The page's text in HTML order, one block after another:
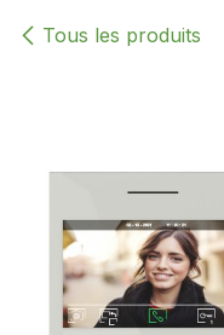
Tous les produits